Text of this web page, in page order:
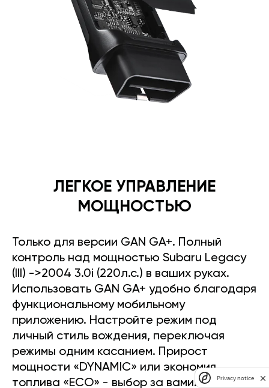
ЛЕГКОЕ УПРАВЛЕНИЕ
МОЩНОСТЬЮ
Только для версии GAN GA+. Полный
контроль над мощностью Subaru Legacy
(III) ->2004 3.0i (220л.с.) в ваших руках.
Использовать GAN GA+ удобно благодаря
функциональному мобильному
приложению. Настройте режим под
личный стиль вождения, переключая
режимы одним касанием. Прирост
мощности «DYNAMIC» или экономия
топлива «ECO» - выбор за вами.
Privacy notice